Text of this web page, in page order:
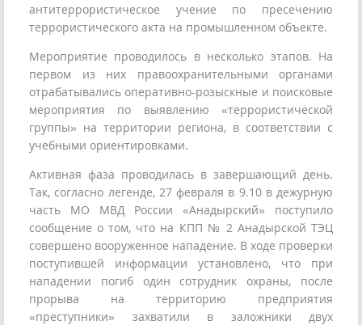
антитеррористическое учение по пресечению
террористического акта на промышленном объекте.
Мероприятие проводилось в несколько этапов. На
первом из них правоохранительными органами
отрабатывались оперативно-розыскные и поисковые
мероприятия по выявлению «террористической
группы» на территории региона, в соответствии с
учебными ориентировками.
Активная фаза проводилась в завершающий день.
Так, согласно легенде, 27 февраля в 9.10 в дежурную
часть МО МВД России «Анадырский» поступило
сообщение о том, что на КПП № 2 Анадырской ТЭЦ
совершено вооруженное нападение. В ходе проверки
поступившей информации установлено, что при
нападении погиб один сотрудник охраны, после
прорыва на территорию предприятия
«преступники» захватили в заложники двух